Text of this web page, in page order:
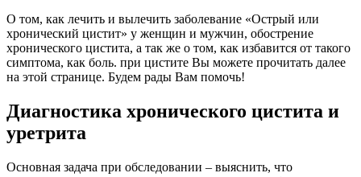
О том, как лечить и вылечить заболевание «Острый или
хронический цистит» у женщин и мужчин, обострение
хронического цистита, а так же о том, как избавится от такого
симптома, как боль. при цистите Вы можете прочитать далее
на этой странице. Будем рады Вам помочь!
Диагностика хронического цистита и
уретрита
Основная задача при обследовании – выяснить, что